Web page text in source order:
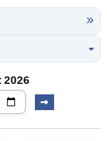
2026